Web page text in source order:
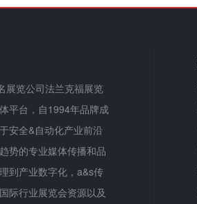
展览公司法兰克福展览
平台，自1994年品牌成
安全&自动化产业前沿
势的专业媒体传播和品
到产业数字化，a&s传
际行业展览会资源以及